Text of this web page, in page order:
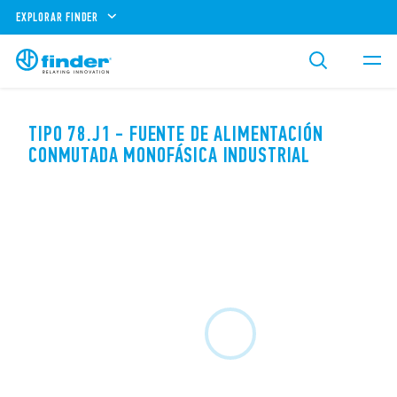
EXPLORAR FINDER
TIPO 78.J1 - FUENTE DE ALIMENTACIÓN
CONMUTADA MONOFÁSICA INDUSTRIAL